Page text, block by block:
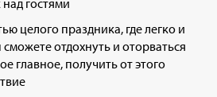
целого праздника, где легко и
отдохнуть и оторваться
главное, получить от этого